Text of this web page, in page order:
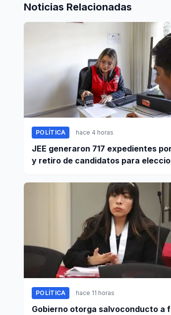
Noticias Relacionadas
POLÍTICA hace 4 horas
JEE generaron 717 expedientes
y retiro de candidatos para
POLÍTICA hace 11 horas
Gobierno otorga salvoconducto a